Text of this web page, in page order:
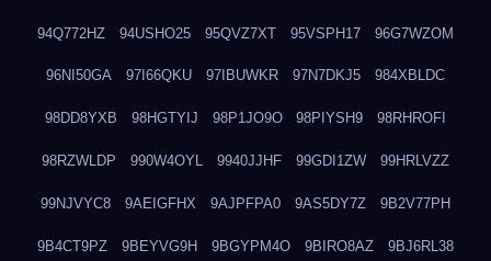
94Q772HZ 94USHO25 95QVZ7XT 95VSPH17 96G7WZOM
96NI50GA 97I66QKU 97IBUWKR 97N7DKJ5 984XBLDC
98DD8YXB 98HGTYIJ 98P1JO9O 98PIYSH9 98RHROFI
98RZWLDP 990W4OYL 9940JJHF 99GDI1ZW 99HRLVZZ
99NJVYC8 9AEIGFHX 9AJPFPA0 9AS5DY7Z 9B2V77PH
9B4CT9PZ 9BEYVG9H 9BGYPM4O 9BIRO8AZ 9BJ6RL38